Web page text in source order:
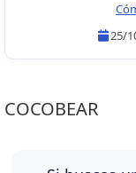
25/
COCOBEAR